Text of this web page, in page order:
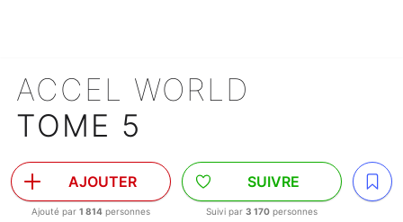
ACCEL WORLD
TOME 5
AJOUTER
Ajouté par 1 814 personnes
SUIVRE
Suivi par 3 170 personnes